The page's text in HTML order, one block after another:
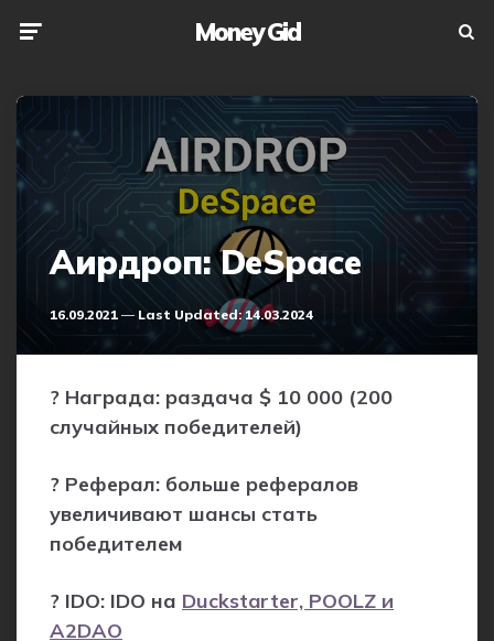
Money Gid
Аирдроп: DeSpace
16.09.2021 Last Updated:14.03.2024
? Награда: раздача $ 10 000 (200
случайных победителей)
? Реферал: больше рефералов
увеличивают шансы стать
победителем
? IDO: IDO на Duckstarter, POOLZ и
A2DAO